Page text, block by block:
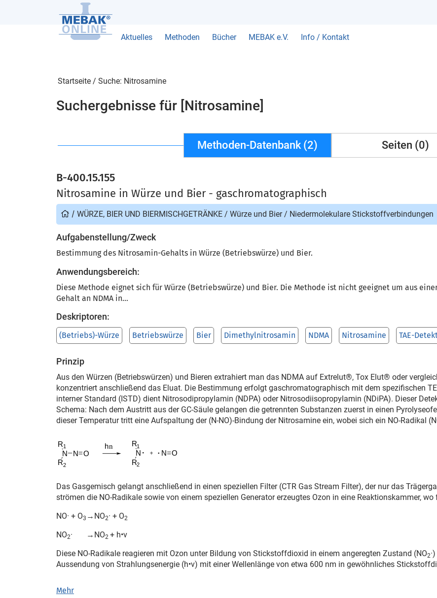
Aktuelles Methoden Bücher MEBAK e.V. Info / Kontakt
Startseite / Suche: Nitrosamine
Suchergebnisse für [Nitrosamine]
Methoden-Datenbank (2) Seiten (0)
B-400.15.155
Nitrosamine in Würze und Bier - gaschromatographisch
/ WÜRZE, BIER UND BIERMISCHGETRÄNKE / Würze und Bier / Niedermolekulare Stickstoffverbindungen
Aufgabenstellung/Zweck
Bestimmung des Nitrosamin-Gehalts in Würze (Betriebswürze) und Bier.
Anwendungsbereich:
Diese Methode eignet sich für Würze (Betriebswürze) und Bier. Die Methode ist nicht geeignet um aus
Gehalt an NDMA in...
Deskriptoren:
(Betriebs)-Würze Betriebswürze Bier Dimethylnitrosamin NDMA Nitrosamine TAE-
Prinzip
Aus den Würzen (Betriebswürzen) und Bieren extrahiert man das NDMA auf Extrelut®, Tox Elut® oder
konzentriert anschließend das Eluat. Die Bestimmung erfolgt gaschromatographisch mit dem spezifischen
interner Standard (ISTD) dient Nitrosodipropylamin (NDPA) oder Nitrosodiisopropylamin (NDiPA). Dieser
Schema: Nach dem Austritt aus der GC-Säule gelangen die getrennten Substanzen zuerst in einen
dieser Temperatur tritt eine Aufspaltung der (N-NO)-Bindung der Nitrosamine ein, wobei sich ein NO-Radikal
Das Gasgemisch gelangt anschließend in einen speziellen Filter (CTR Gas Stream Filter), der nur das
strömen die NO-Radikale sowie von einem speziellen Generator erzeugtes Ozon in eine Reaktionskammer,
NO· + O3 → NO2· + O2
NO2· → NO2 + h•ν
Diese NO-Radikale reagieren mit Ozon unter Bildung von Stickstoffdioxid in einem angeregten Zustand (NO2
Aussendung von Strahlungsenergie (h•ν) mit einer Wellenlänge von etwa 600 nm in gewöhnliches
Mehr